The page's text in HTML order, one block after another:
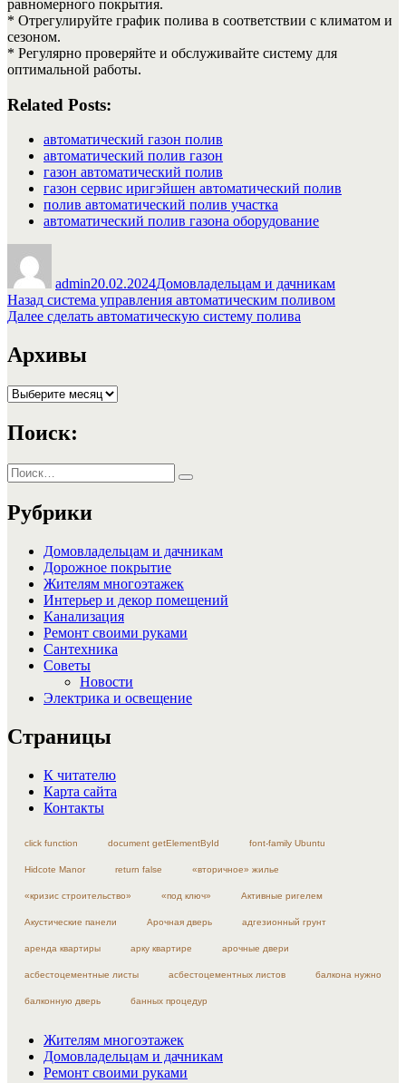
равномерного покрытия.
* Отрегулируйте график полива в соответствии с климатом и
сезоном.
* Регулярно проверяйте и обслуживайте систему для
оптимальной работы.
Related Posts:
автоматический газон полив
автоматический полив газон
газон автоматический полив
газон сервис иригэйшен автоматический полив
полив автоматический полив участка
автоматический полив газона оборудование
admin20.02.2024Домовладельцам и дачникам
Навигация
по
записям
Назад Предыдущая
запись:
система управления автоматическим поливом
Далее Следующая
сделать автоматическую систему полива
Архивы
Архивы
Поиск:
Искать:
Поиск
Рубрики
Домовладельцам и дачникам
Дорожное покрытие
Жителям многоэтажек
Интерьер и декор помещений
Канализация
Ремонт своими руками
Сантехника
Советы
Новости
Электрика и освещение
Страницы
К читателю
Карта сайта
Контакты
click function document getElementById font-family Ubuntu
Hidcote Manor return false «вторичное» жилье
«кризис строительство» «под ключ» Активные ригелем
Акустические панели Арочная дверь адгезионный грунт
аренда квартиры арку квартире арочные двери
асбестоцементные листы асбестоцементных листов балкона нужно
балконную дверь банных процедур
Жителям многоэтажек
Домовладельцам и дачникам
Ремонт своими руками